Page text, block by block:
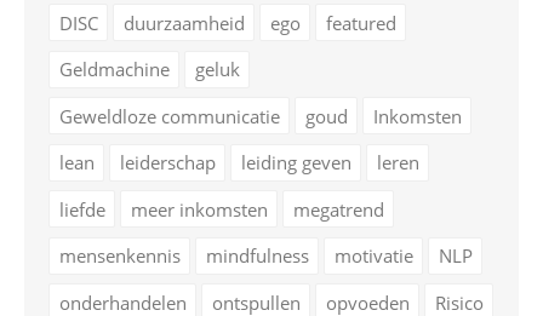
DISC
duurzaamheid ego
featured
Geldmachine
geluk
Geweldloze communicatie
goud
Inkomsten
lean
leiderschap leiding geven
leren
liefde
meer inkomsten
megatrend
mensenkennis
mindfulness motivatie
NLP
onderhandelen
ontspullen opvoeden
Risico